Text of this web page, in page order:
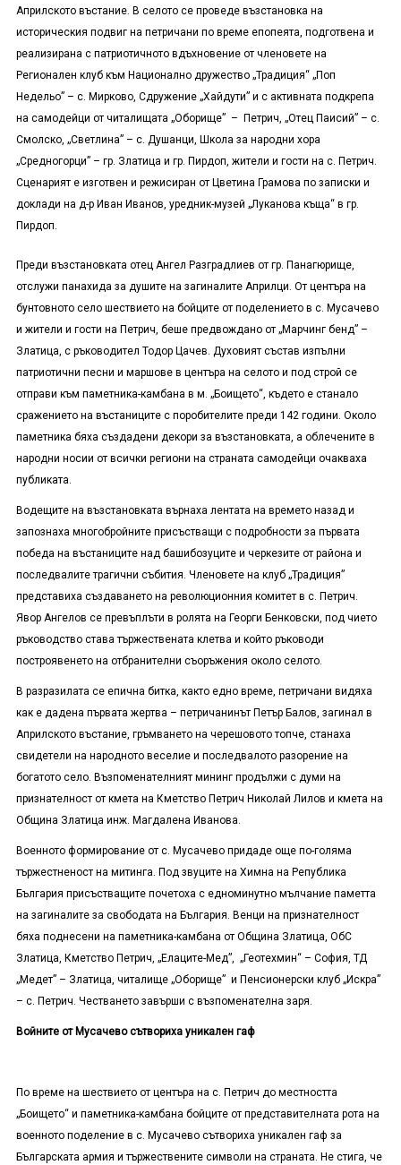
Априлското въстание. В селото се проведе възстановка на
историческия подвиг на петричани по време епопеята, подготвена и
реализирана с патриотичното вдъхновение от членовете на
Регионален клуб към Национално дружество „Традиция“ „Поп
Недельо” – с. Мирково, Сдружение „Хайдути” и с активната подкрепа
на самодейци от читалищата „Оборище” – Петрич, „Отец Паисий” – с.
Смолско, „Светлина” – с. Душанци, Школа за народни хора
„Средногорци” – гр. Златица и гр. Пирдоп, жители и гости на с. Петрич.
Сценарият е изготвен и режисиран от Цветина Грамова по записки и
доклади на д-р Иван Иванов, уредник-музей „Луканова къща“ в гр.
Пирдоп.
Преди възстановката отец Ангел Разградлиев от гр. Панагюрище,
отслужи панахида за душите на загиналите Априлци. От центъра на
бунтовното село шествието на бойците от поделението в с. Мусачево
и жители и гости на Петрич, беше предвождано от „Марчинг бенд” –
Златица, с ръководител Тодор Цачев. Духовият състав изпълни
патриотични песни и маршове в центъра на селото и под строй се
отправи към паметника-камбана в м. „Боището“, където е станало
сражението на въстаниците с поробителите преди 142 години. Около
паметника бяха създадени декори за възстановката, а облечените в
народни носии от всички региони на страната самодейци очакваха
публиката.
Водещите на възстановката върнаха лентата на времето назад и
запознаха многобройните присъстващи с подробности за първата
победа на въстаниците над башибозуците и черкезите от района и
последвалите трагични събития. Членовете на клуб „Традиция”
представиха създаването на революционния комитет в с. Петрич.
Явор Ангелов се превъплъти в ролята на Георги Бенковски, под чието
ръководство става тържествената клетва и който ръководи
построявенето на отбранителни съоръжения около селото.
В разразилата се епична битка, както едно време, петричани видяха
как е дадена първата жертва – петричанинът Петър Балов, загинал в
Априлското въстание, гръмването на черешовото топче, станаха
свидетели на народното веселие и последвалото разорение на
богатото село. Възпоменателният мининг продължи с думи на
признателност от кмета на Кметство Петрич Николай Лилов и кмета на
Община Златица инж. Магдалена Иванова.
Военното формирование от с. Мусачево придаде още по-голяма
тържестненост на митинга. Под звуците на Химна на Република
България присъстващите почетоха с едноминутно мълчание паметта
на загиналите за свободата на България. Венци на признателност
бяха поднесени на паметника-камбана от Община Златица, ОбС
Златица, Кметство Петрич, „Елаците-Мед”, „Геотехмин“ – София, ТД
„Медет” – Златица, читалище „Оборище” и Пенсионерски клуб „Искра”
– с. Петрич. Честването завърши с възпоменателна заря.
Войните от Мусачево сътвориха уникален гаф
По време на шествието от центъра на с. Петрич до местността
„Боището“ и паметника-камбана бойците от представителната рота на
военното поделение в с. Мусачево сътвориха уникален гаф за
Българската армия и тържествените символи на страната. Не стига, че